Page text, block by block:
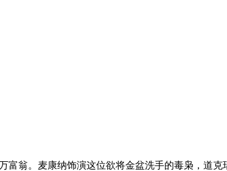
。麦康纳饰演这位欲将金盆洗手的毒枭，道克